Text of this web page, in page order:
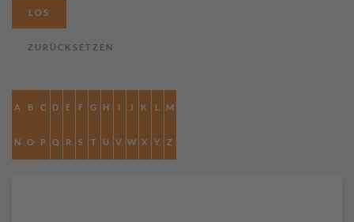
A B C D E F G H I J K L M
N O P Q R S T U V W X Y Z